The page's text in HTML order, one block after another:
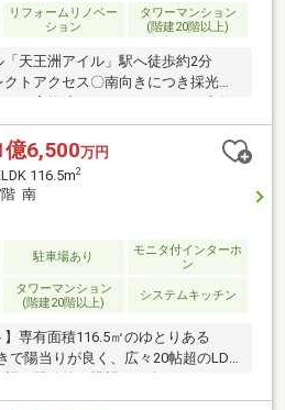
リフォームリノベー
ション
タワーマンション
(階建20階以上)
「天王洲アイル」駅へ徒歩約2分
トアクセス〇南向きにつき採光良
ム実施済・システムキッチン交換
サイズユニットバス交換・洗面
・フローリング、クロス張替え・
仕様・専有部給排水管交換 等〇コ
ス有り〇ご内覧予約受付中で
い合わせください！
億6,500万円
116.5m2
南
駐車場あり
モニタ付インターホ
ン
タワーマンション
(階建20階以上)
システムキッチン
】専有面積116.5㎡のゆとりある
で陽当りが良く、広々20帖超のLDK
望む開放的な眺望をお楽しみいただ
クな内廊下設計や24時間有人管理